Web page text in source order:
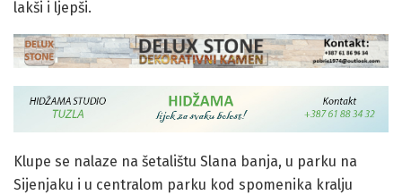
lakši i ljepši.
Klupe se nalaze na šetalištu Slana banja, u parku na
Sijenjaku i u centralom parku kod spomenika kralju